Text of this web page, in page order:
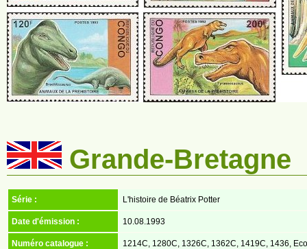
Grande-Bretagne
Série : L'histoire de Béatrix Potter
Date d'émission : 10.08.1993
Numéro catalogue : 1214C, 1280C, 1326C, 1362C, 1419C, 1436,